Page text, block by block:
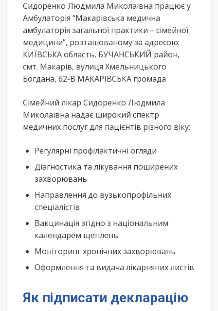
Сидоренко Людмила Миколаївна працює у
Амбулаторія “Макарівська медична
амбулаторія загальної практики – сімейної
медицини”, розташованому за адресою:
КИЇВСЬКА область, БУЧАНСЬКИЙ район,
смт. Макарів, вулиця Хмельницького
Богдана, 62-В МАКАРІВСЬКА громада
Сімейний лікар Сидоренко Людмила
Миколаївна надає широкий спектр
медичних послуг для пацієнтів різного віку:
Регулярні профілактичні огляди
Діагностика та лікування поширених
захворювань
Направлення до вузькопрофільних
спеціалістів
Вакцинація згідно з національним
календарем щеплень
Моніторинг хронічних захворювань
Оформлення та видача лікарняних листів
Як підписати декларацію